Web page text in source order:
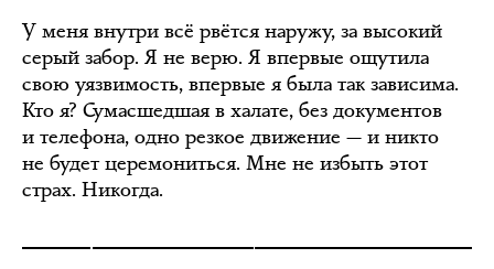
У меня внутри всё рвётся наружу, за высокий
серый забор. Я не верю. Я впервые ощутила
свою уязвимость, впервые я была так зависима.
Кто я? Сумасшедшая в халате, без документов
и телефона, одно резкое движение — и никто
не будет церемониться. Мне не избыть этот
страх. Никогда.